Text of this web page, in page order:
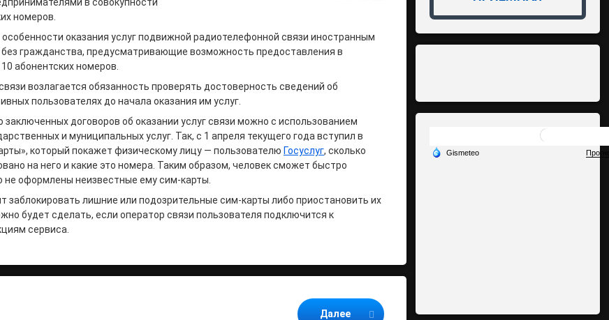
номеров.
оказания услуг подвижной радиотелефонной связи иностранным
гражданства, предусматривающие возможность предоставления в
абонентских номеров.
возлагается обязанность проверять достоверность сведений об
пользователях до начала оказания им услуг.
заключенных договоров об оказании услуг связи можно с использованием
и муниципальных услуг. Так, с 1 апреля текущего года вступил в
который покажет физическому лицу — пользователю Госуслуг, сколько
на него и какие это номера. Таким образом, человек сможет быстро
не оформлены неизвестные ему сим-карты.
заблокировать лишние или подозрительные сим-карты либо приостановить их
будет сделать, если оператор связи пользователя подключится к
сервиса.
Далее